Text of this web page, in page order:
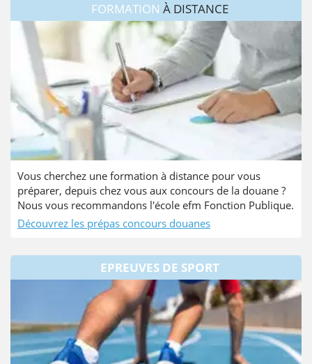
FORMATION À DISTANCE
Vous cherchez une formation à distance pour vous
préparer, depuis chez vous aux concours de la douane ?
Nous vous recommandons l'école efm Fonction Publique.
Découvrez les prépas concours douanes
EPREUVES DE SPORT